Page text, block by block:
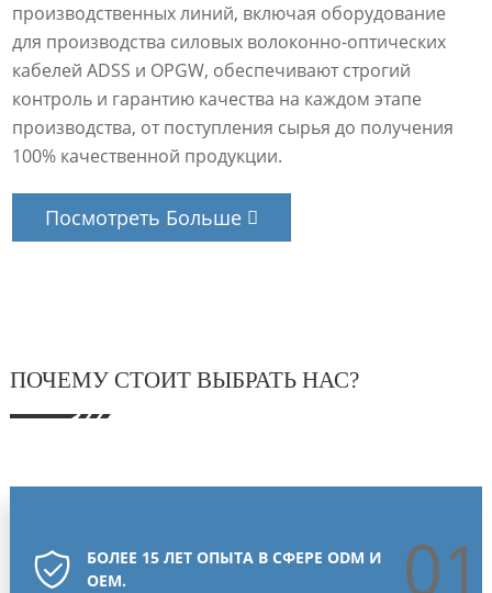
производственных линий, включая оборудование
для производства силовых волоконно-оптических
кабелей ADSS и OPGW, обеспечивают строгий
контроль и гарантию качества на каждом этапе
производства, от поступления сырья до получения
100% качественной продукции.
Посмотреть Больше
ПОЧЕМУ СТОИТ ВЫБРАТЬ НАС?
БОЛЕЕ 15 ЛЕТ ОПЫТА В СФЕРЕ ODM И
OEM.
01